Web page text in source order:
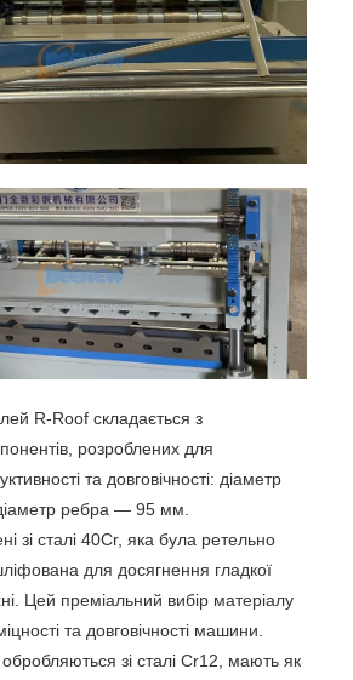
R-Roof складається з
розроблених для
та довговічності: діаметр
ребра — 95 мм.
зі сталі 40Cr, яка була ретельно
для досягнення гладкої
Цей преміальний вибір матеріалу
та довговічності машини.
зі сталі Cr12, мають як